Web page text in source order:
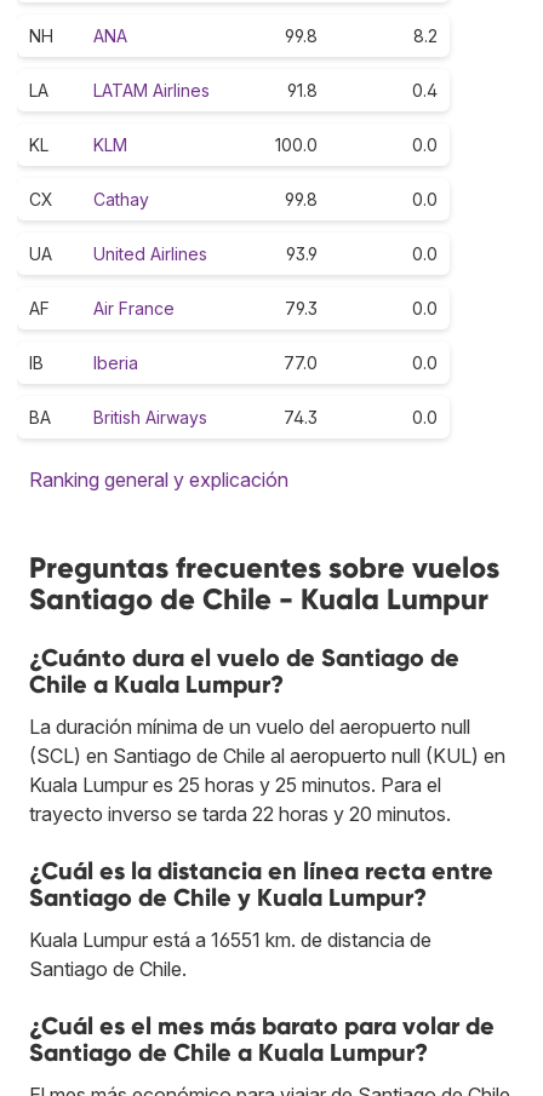
NH ANA 99.8 8.2
LA LATAM Airlines 91.8 0.4
KL KLM 100.0 0.0
CX Cathay 99.8 0.0
UA United Airlines 93.9 0.0
AF Air France 79.3 0.0
IB Iberia 77.0 0.0
BA British Airways 74.3 0.0
Ranking general y explicación
Preguntas frecuentes sobre vuelos
Santiago de Chile - Kuala Lumpur
¿Cuánto dura el vuelo de Santiago de
Chile a Kuala Lumpur?
La duración mínima de un vuelo del aeropuerto null
(SCL) en Santiago de Chile al aeropuerto null (KUL) en
Kuala Lumpur es 25 horas y 25 minutos. Para el
trayecto inverso se tarda 22 horas y 20 minutos.
¿Cuál es la distancia en línea recta entre
Santiago de Chile y Kuala Lumpur?
Kuala Lumpur está a 16551 km. de distancia de
Santiago de Chile.
¿Cuál es el mes más barato para volar de
Santiago de Chile a Kuala Lumpur?